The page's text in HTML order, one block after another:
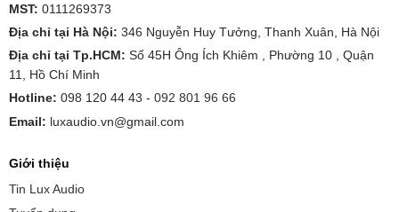
MST: 0111269373
Địa chỉ tại Hà Nội: 346 Nguyễn Huy Tưởng, Thanh Xuân, Hà Nội
Địa chỉ tại Tp.HCM: Số 45H Ông Ích Khiêm , Phường 10 , Quận
11, Hồ Chí Minh
Hotline: 098 120 44 43 - 092 801 96 66
Email: luxaudio.vn@gmail.com
Giới thiệu
Tin Lux Audio